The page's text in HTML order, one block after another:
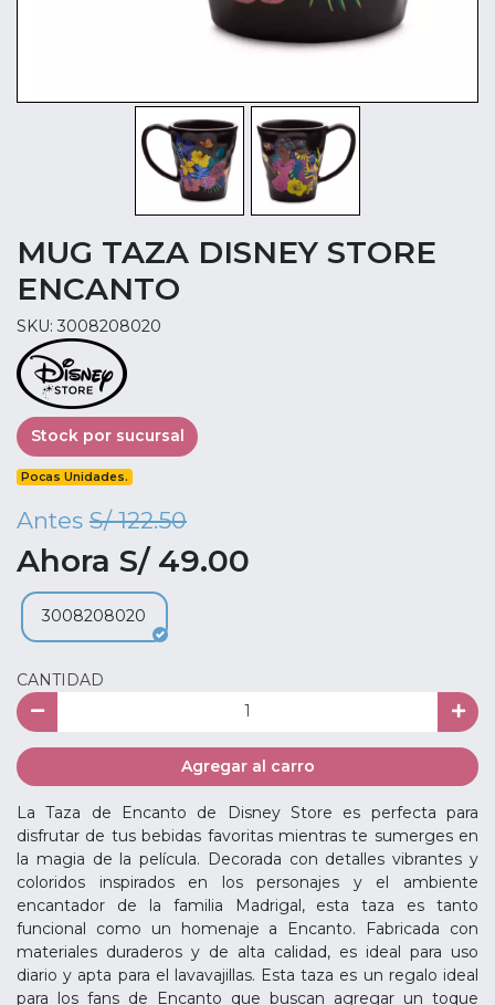
MUG TAZA DISNEY STORE
ENCANTO
SKU: 3008208020
Stock por sucursal
Pocas Unidades.
Antes S/ 122.50
Ahora S/ 49.00
3008208020
CANTIDAD
Agregar al carro
La Taza de Encanto de Disney Store es perfecta para
disfrutar de tus bebidas favoritas mientras te sumerges en
la magia de la película. Decorada con detalles vibrantes y
coloridos inspirados en los personajes y el ambiente
encantador de la familia Madrigal, esta taza es tanto
funcional como un homenaje a Encanto. Fabricada con
materiales duraderos y de alta calidad, es ideal para uso
diario y apta para el lavavajillas. Esta taza es un regalo ideal
para los fans de Encanto que buscan agregar un toque